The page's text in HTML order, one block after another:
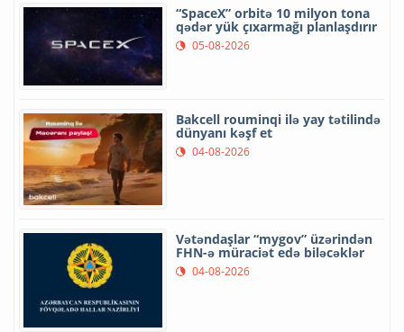
“SpaceX” orbitə 10 milyon tona
qədər yük çıxarmağı planlaşdırır
05-08-2026
Bakcell rouminqi ilə yay tətilində
dünyanı kəşf et
04-08-2026
Vətəndaşlar “mygov” üzərindən
FHN-ə müraciət edə biləcəklər
04-08-2026